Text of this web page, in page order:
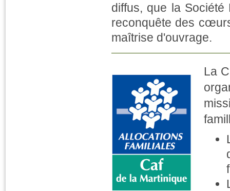
diffus, que la
reconquête des
maîtrise d'ouvrage.
La